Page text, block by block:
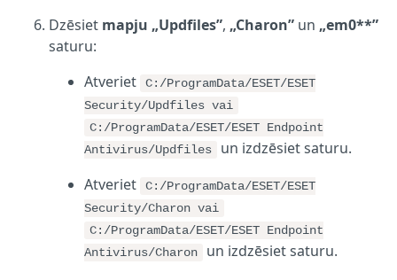
Dzēsiet mapju „Updfiles”, „Charon” un „em0**”
saturu:
Atveriet
C:/ProgramData/ESET/ESET
Security/Updfiles vai
C:/ProgramData/ESET/ESET Endpoint
Antivirus/Updfiles
un izdzēsiet saturu.
Atveriet
C:/ProgramData/ESET/ESET
Security/Charon vai
C:/ProgramData/ESET/ESET Endpoint
Antivirus/Charon
un izdzēsiet saturu.